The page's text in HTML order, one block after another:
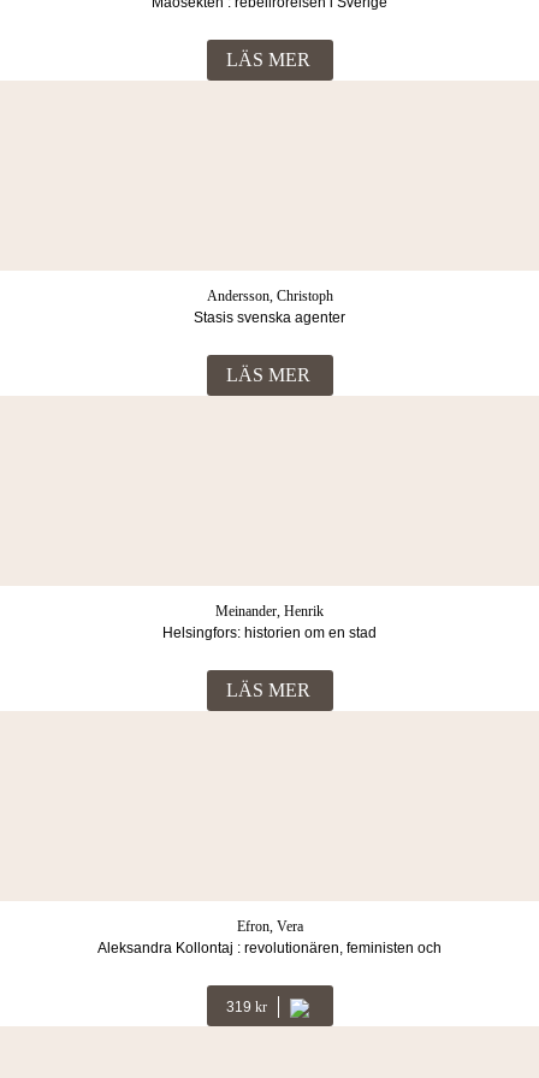
LÄS MER
Andersson, Christoph
Stasis svenska agenter
LÄS MER
Meinander, Henrik
Helsingfors: historien om en stad
LÄS MER
Efron, Vera
Aleksandra Kollontaj : revolutionären, feministen och
319 Kr